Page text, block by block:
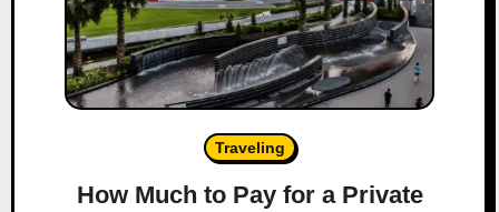
Traveling
How Much to Pay for a Private